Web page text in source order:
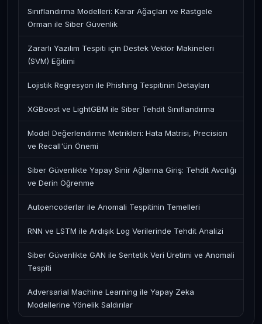
Sınıflandırma Modelleri: Karar Ağaçları ve Rastgele
Orman ile Siber Güvenlik
Zararlı Yazılım Tespiti için Destek Vektör Makineleri
(SVM) Eğitimi
Lojistik Regresyon ile Phishing Tespitinin Detayları
XGBoost ve LightGBM ile Siber Tehdit Sınıflandırma
Model Değerlendirme Metrikleri: Hata Matrisi, Precision
ve Recall'ün Önemi
Siber Güvenlikte Yapay Sinir Ağlarına Giriş: Tehdit Avcılığı
ve Derin Öğrenme
Autoencoderlar ile Anomali Tespitinin Temelleri
RNN ve LSTM ile Ardışık Log Verilerinde Tehdit Analizi
Siber Güvenlikte GAN ile Sentetik Veri Üretimi ve Anomali
Tespiti
Adversarial Machine Learning ile Yapay Zeka
Modellerine Yönelik Saldırılar